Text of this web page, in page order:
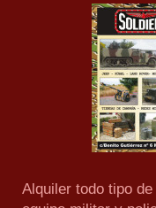
Alquiler todo tipo